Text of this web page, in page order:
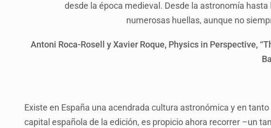
Fiscalías, SIAPA y transporte, entre los asuntos
desde la época medieval. Desde la astronomía
numerosas huellas, aunque no
Antoni Roca-Rosell y Xavier Roque, Physics in Perspective,
Existe en España una acendrada cultura astronómica y en
capital española de la edición, es propicio ahora recorrer –un